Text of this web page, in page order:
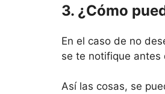
3. ¿Cómo
En el caso de no
se te notifique antes
Así las cosas, se